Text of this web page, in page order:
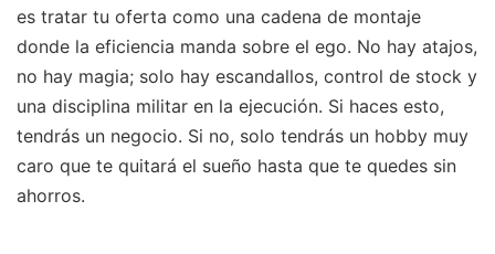
es tratar tu oferta como una cadena de montaje
donde la eficiencia manda sobre el ego. No hay atajos,
no hay magia; solo hay escandallos, control de stock y
una disciplina militar en la ejecución. Si haces esto,
tendrás un negocio. Si no, solo tendrás un hobby muy
caro que te quitará el sueño hasta que te quedes sin
ahorros.